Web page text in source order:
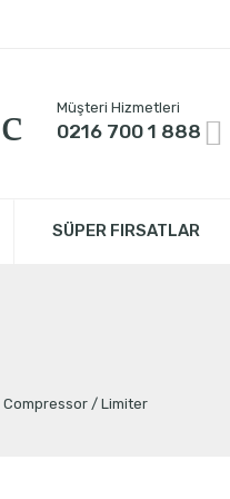
Müşteri Hizmetleri
0216 700 1 888
SÜPER FIRSATLAR
Compressor / Limiter